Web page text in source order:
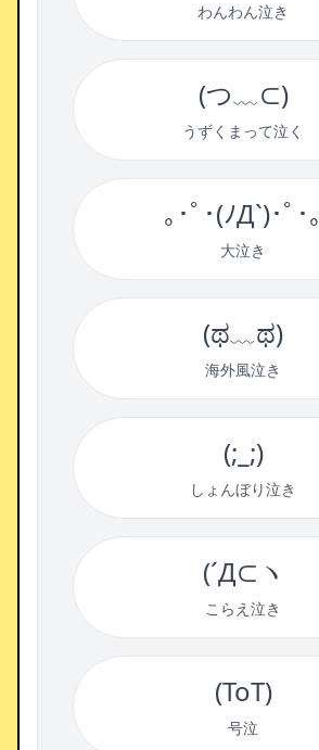
わんわん泣き
(つ﹏⊂)
うずくまって泣く
｡･ﾟ･(ﾉД`)･ﾟ･｡
大泣き
(ಥ﹏ಥ)
海外風泣き
(;_;)
しょんぼり泣き
(´Д⊂ヽ
こらえ泣き
(ToT)
号泣